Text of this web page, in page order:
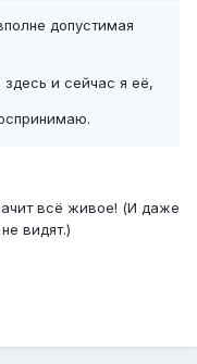
допустимая
и сейчас я её,
всё живое! (И даже
видят.)